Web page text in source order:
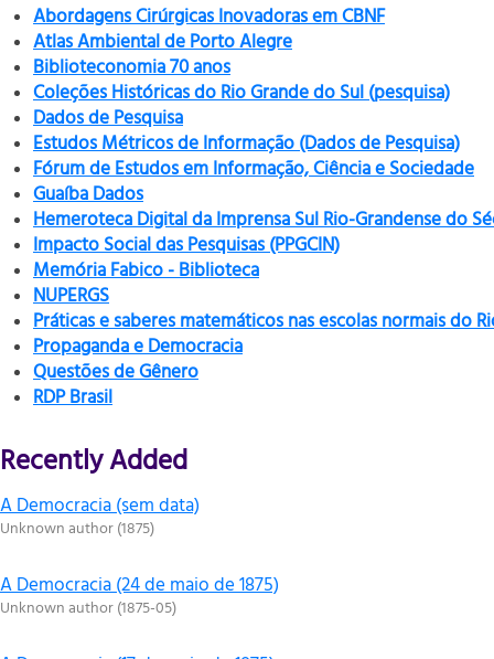
Abordagens Cirúrgicas Inovadoras em CBNF
Atlas Ambiental de Porto Alegre
Biblioteconomia 70 anos
Coleções Históricas do Rio Grande do Sul (pesquisa)
Dados de Pesquisa
Estudos Métricos de Informação (Dados de Pesquisa)
Fórum de Estudos em Informação, Ciência e Sociedade
Guaíba Dados
Hemeroteca Digital da Imprensa Sul Rio-Grandense do
Impacto Social das Pesquisas (PPGCIN)
Memória Fabico - Biblioteca
NUPERGS
Práticas e saberes matemáticos nas escolas normais do
Propaganda e Democracia
Questões de Gênero
RDP Brasil
Recently Added
A Democracia (sem data)
Unknown author(1875)
A Democracia (24 de maio de 1875)
Unknown author(1875-05)